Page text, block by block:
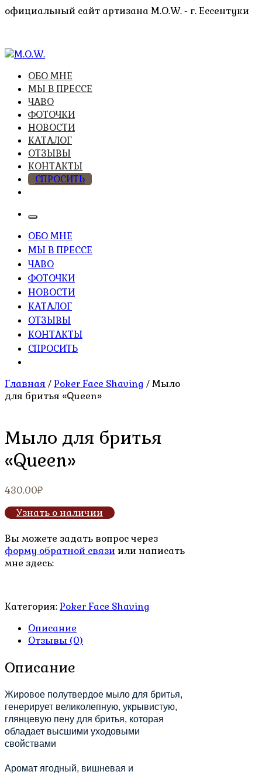
Перейти
официальный сайт артизана M.O.W. - г. Ессентуки
M.O.W.
высочайшее качество из натуральных компонентов
ОБО МНЕ
МЫ В ПРЕССЕ
ЧАВО
ФОТОЧКИ
НОВОСТИ
КАТАЛОГ
ОТЗЫВЫ
КОНТАКТЫ
СПРОСИТЬ
ОБО МНЕ
МЫ В ПРЕССЕ
ЧАВО
ФОТОЧКИ
НОВОСТИ
КАТАЛОГ
ОТЗЫВЫ
КОНТАКТЫ
СПРОСИТЬ
Главная /Poker Face Shaving / Мыло
для бритья «Queen»
Мыло для бритья
«Queen»
430.00₽
Узнать о наличии
Вы можете задать вопрос через
форму обратной связи или написать
мне здесь:
Категория:Poker Face Shaving
Описание
Отзывы (0)
Описание
Жировое полутвердое мыло для бритья,
генерирует великолепную, укрывистую,
глянцевую пену для бритья, которая
обладает высшими уходовыми
свойствами
Аромат ягодный, вишневая и